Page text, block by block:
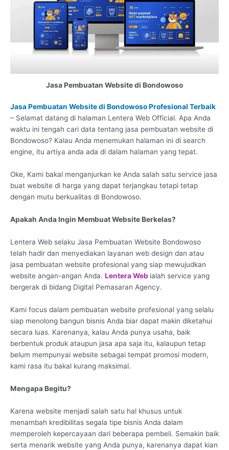
Jasa Pembuatan Website di Bondowoso
Jasa Pembuatan Website di Bondowoso Profesional Terbaik
– Selamat datang di halaman Lentera Web Official. Apa Anda
waktu ini tengah cari data tentang jasa pembuatan website di
Bondowoso? Kalau Anda menemukan halaman ini di search
engine, itu artiya anda ada di dalam halaman yang tepat.
Oke, Kami bakal menganjurkan ke Anda salah satu service jasa
buat website di harga yang dapat terjangkau tetapi tetap
dengan mutu berkualitas di Bondowoso.
Apakah Anda Ingin Membuat Website Berkelas?
Lentera Web selaku Jasa Pembuatan Website Bondowoso
telah hadir dan menyediakan layanan web design dan atau
jasa pembuatan website profesional yang siap mewujudkan
website angan-angan Anda. Lentera Web ialah service yang
bergerak di bidang Digital Pemasaran Agency.
Kami focus dalam pembuatan website profesional yang selalu
siap menolong bangun bisnis Anda biar dapat makin diketahui
secara luas. Karenanya, kalau Anda punya usaha, baik
berbentuk produk ataupun jasa apa saja itu, kalaupun tetap
belum mempunyai website sebagai tempat promosi modern,
kami rasa itu bakal kurang maksimal.
Mengapa Begitu?
Karena website menjadi salah satu hal khusus untuk
menambah kredibilitas segala tipe bisnis Anda dalam
memperoleh kepercayaan dari beberapa pembeli. Semakin baik
serta menarik website yang Anda punya, karenanya dapat kian